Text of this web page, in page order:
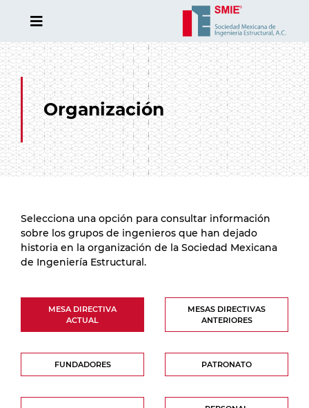
Organización
Selecciona una opción para consultar información
sobre los grupos de ingenieros que han dejado
historia en la organización de la Sociedad Mexicana
de Ingeniería Estructural.
MESA DIRECTIVA
ACTUAL
MESAS DIRECTIVAS
ANTERIORES
FUNDADORES PATRONATO